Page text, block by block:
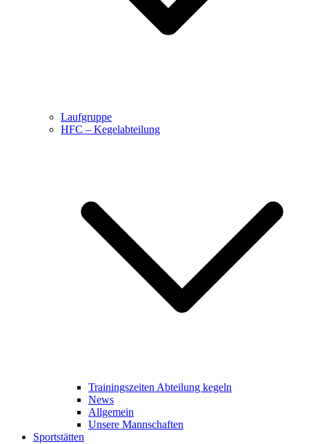
Laufgruppe
HFC – Kegelabteilung
Trainingszeiten Abteilung kegeln
News
Allgemein
Unsere Mannschaften
Sportstätten